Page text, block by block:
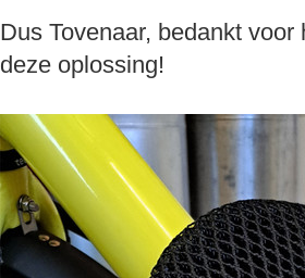
Dus Tovenaar, bedankt
deze oplossing!